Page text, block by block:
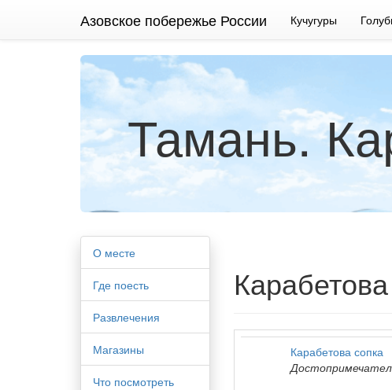
Азовское побережье России Кучугуры
Тамань.
О месте
Где поесть
Развлечения
Магазины
Что посмотреть
Карабетова сопка